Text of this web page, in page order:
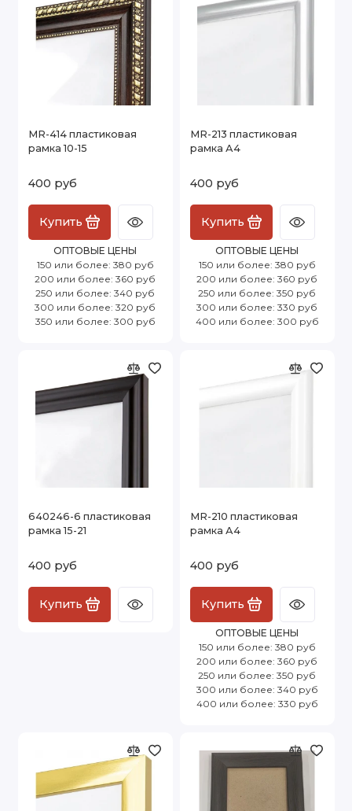
MR-414 пластиковая
рамка 10-15
400 руб
Купить
ОПТОВЫЕ ЦЕНЫ
150 или более: 380 руб
200 или более: 360 руб
250 или более: 340 руб
300 или более: 320 руб
350 или более: 300 руб
MR-213 пластиковая
рамка А4
400 руб
Купить
ОПТОВЫЕ ЦЕНЫ
150 или более: 380 руб
200 или более: 360 руб
250 или более: 350 руб
300 или более: 330 руб
400 или более: 300 руб
640246-6 пластиковая
рамка 15-21
400 руб
Купить
MR-210 пластиковая
рамка А4
400 руб
Купить
ОПТОВЫЕ ЦЕНЫ
150 или более: 380 руб
200 или более: 360 руб
250 или более: 350 руб
300 или более: 340 руб
400 или более: 330 руб